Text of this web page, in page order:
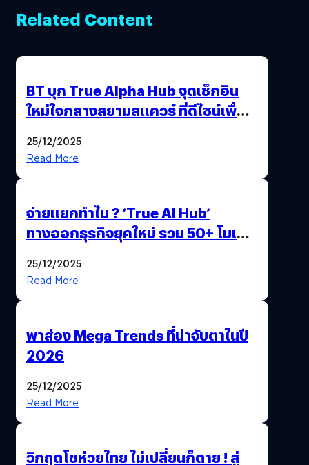
Related Content
BT บุก True Alpha Hub จุดเช็กอิน
ใหม่ใจกลางสยามสแควร์ ที่ดีไซน์เพื่อ
25/12/2025
Read More
จ่ายแยกทำไม ? ‘True AI Hub’
ทางออกธุรกิจยุคใหม่ รวม 50+ โมเดล
25/12/2025
Read More
พาส่อง Mega Trends ที่น่าจับตาในปี
2026
25/12/2025
Read More
วิกฤตโชห่วยไทย ไม่เปลี่ยนก็ตาย ! สู่